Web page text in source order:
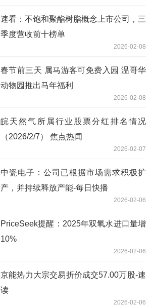
速看：不饱和聚酯树脂概念上市公司，三
季度营收前十榜单
2026-02-08
春节前三天 属马游客可免费入园 温哥华
动物园推出马年福利
2026-02-08
皖天然气所属行业股票分红排名情况
（2026/2/7） 焦点热闻
2026-02-07
中瓷电子：公司已根据市场需求积极扩
产，并持续释放产能-每日快播
2026-02-06
PriceSeek提醒：2025年双氧水进口量增
10%
2026-02-06
京能热力大宗交易折价成交57.00万股-速
读
2026-02-06